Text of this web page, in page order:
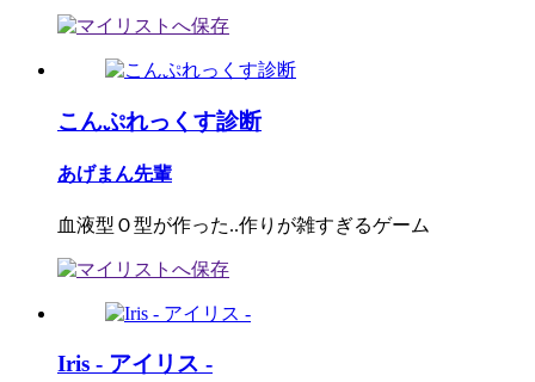
こんぷれっくす診断
あげまん先輩
血液型Ｏ型が作った..作りが雑すぎるゲーム
Iris - アイリス -